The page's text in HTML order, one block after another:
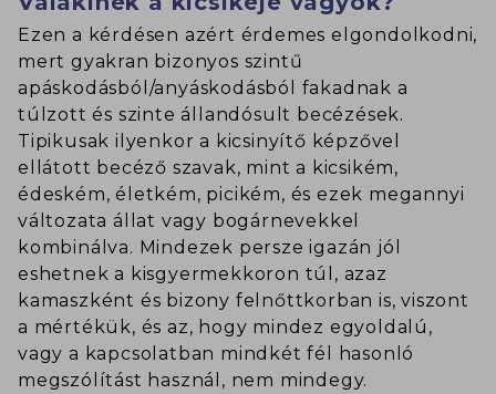
Ezen a kérdésen azért érdemes elgondolkodni,
mert gyakran bizonyos szintű
apáskodásból/anyáskodásból fakadnak a
túlzott és szinte állandósult becézések.
Tipikusak ilyenkor a kicsinyítő képzővel
ellátott becéző szavak, mint a kicsikém,
édeském, életkém, picikém, és ezek megannyi
változata állat vagy bogárnevekkel
kombinálva. Mindezek persze igazán jól
eshetnek a kisgyermekkoron túl, azaz
kamaszként és bizony felnőttkorban is, viszont
a mértékük, és az, hogy mindez egyoldalú,
vagy a kapcsolatban mindkét fél hasonló
megszólítást használ, nem mindegy.